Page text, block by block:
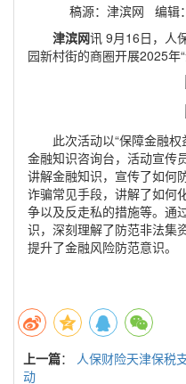
稿源：津滨网 编辑
津滨网讯 9月16日，人
园新村街的商圈开展2025年
此次活动以“保障金融
金融知识咨询台，活动宣传
讲解金融知识，宣传了如何
诈骗常见手段，讲解了如何
争以及反走私的措施等。通
识，深刻理解了防范非法集
提升了金融风险防范意识。
上一篇： 人保财险天津保税
动